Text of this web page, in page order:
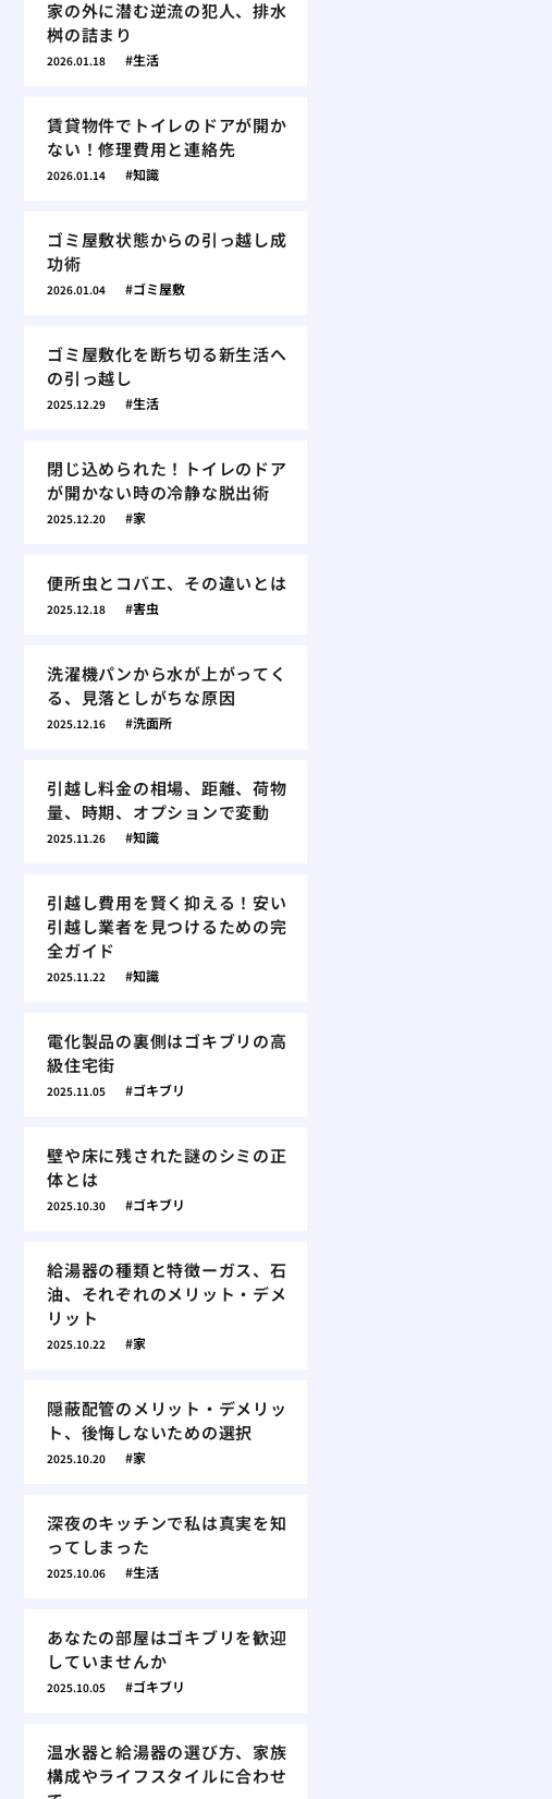
家の外に潜む逆流の犯人、排水
桝の詰まり
2026.01.18 生活
賃貸物件でトイレのドアが開か
ない！修理費用と連絡先
2026.01.14 知識
ゴミ屋敷状態からの引っ越し成
功術
2026.01.04 ゴミ屋敷
ゴミ屋敷化を断ち切る新生活へ
の引っ越し
2025.12.29 生活
閉じ込められた！トイレのドア
が開かない時の冷静な脱出術
2025.12.20 家
便所虫とコバエ、その違いとは
2025.12.18 害虫
洗濯機パンから水が上がってく
る、見落としがちな原因
2025.12.16 洗面所
引越し料金の相場、距離、荷物
量、時期、オプションで変動
2025.11.26 知識
引越し費用を賢く抑える！安い
引越し業者を見つけるための完
全ガイド
2025.11.22 知識
電化製品の裏側はゴキブリの高
級住宅街
2025.11.05 ゴキブリ
壁や床に残された謎のシミの正
体とは
2025.10.30 ゴキブリ
給湯器の種類と特徴ーガス、石
油、それぞれのメリット・デメ
リット
2025.10.22 家
隠蔽配管のメリット・デメリッ
ト、後悔しないための選択
2025.10.20 家
深夜のキッチンで私は真実を知
ってしまった
2025.10.06 生活
あなたの部屋はゴキブリを歓迎
していませんか
2025.10.05 ゴキブリ
温水器と給湯器の選び方、家族
構成やライフスタイルに合わせ